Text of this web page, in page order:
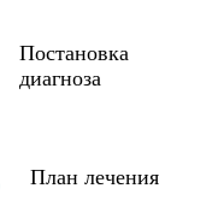
Постановка
диагноза
План лечения